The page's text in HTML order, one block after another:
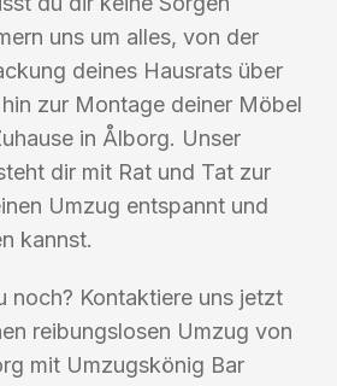
uns um alles, von der
deines Hausrats über
zur Montage deiner Möbel
in Ålborg. Unser
dir mit Rat und Tat zur
Umzug entspannt und
kannst.
noch? Kontaktiere uns jetzt
reibungslosen Umzug von
mit Umzugskönig Bar